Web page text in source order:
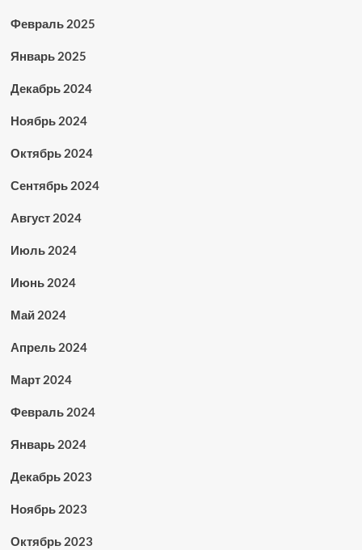
Февраль 2025
Январь 2025
Декабрь 2024
Ноябрь 2024
Октябрь 2024
Сентябрь 2024
Август 2024
Июль 2024
Июнь 2024
Май 2024
Апрель 2024
Март 2024
Февраль 2024
Январь 2024
Декабрь 2023
Ноябрь 2023
Октябрь 2023